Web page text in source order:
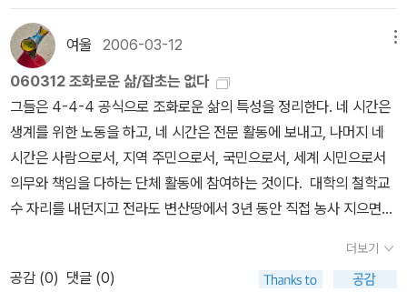
는 가사가 마음에 와 닿지요. 세상은 넓고 할 일은 많다고 했지만, 정
작 그렇게 말한 사람은 하지 말아야 할 일까지 하고 지금은 오히려 좁
은 세상(?)에 들어가야 할 처지에 있답니다. 도시에서 세상이 넓다고
외치는 것보다, 시골에서 자연과 조화롭게 살고자 노력한다면 내가
곧 세상이고 우주가 되는 것이 아닐까요. 근육의 팽팽한 긴장을 느껴
가며 일하는 것이 참맛이려니작업장이나 일터에서 땀 흘려 일하면서
삶의 보람을 찾으려는 마음가짐이 되어 있을 때 비로소 참 공부는 시
작된다고 본다. 이 말은 농사꾼으로 살아온 지난 한 해 동안 내가 배운
더 많음을 느끼기에 스스럼없이 하는 말이다. (잡초 14쪽)사람이 산
다는 것은 결국 자신의 생각을 실현하기 위해 몸을 움직이고 구체적
과연 그 책이 정말로 나에게 좋은 책일까? 나는 이 물음에 90%는 '아
니다'라고 대답한다. 왜냐구? 누구의 말마따나, 세상은 넓고 할 일은
많다. 고 했던 것처럼,세상은 넓고 읽을 책은 많기 때문이다. 세상에
읽어야할 책이 얼마나 많은데, 내가 읽지 못한 책에 대해 언제까지 죄
책감과 열등감에 사로잡혀 있을 것인가?하지만나도 인간인지라나머
지 10%가나를 자유롭지 못하게 만드는 경우도 있다.예를들면, 올해
베스트셀러였던 <정의란 무엇인가?>란 책 같은 경우. 나도 언젠가는
읽어보리라고 다짐한 책이긴 하지만 아직도 읽지 못하고 있다. 물론
지확신을 가질 수가 없었다. 이에 대해 이날 첫 발제를 맡은 북칼럼리
스트인이동환님, 읽은 사람도 많이 있지만 그에 못지 않게적지않은
겠다.먹.기.사는 영화만 보고 책은 못 읽었는데, 영화보다 책이 정말
좋다는 분들이 많아책도 읽고 싶다. 엘리자베스 길버트라는작가도 관
심이 생겼고...웃으며 보다가 편승엽의 '찬찬찬'에 눈물이 주르르~외
국인 노동자들의 현실에 정말 속까지 웃을 수없는...10월은 내게 문학
기행의 계절이다~10월 21일(목)은 중학교 연합독서회에서 백제권으
로 떠나는데, 그날은 수업이 있어 참여하지 못한다.아이들 어릴 때 다
녀와서 별로 끌리지도 않았고...10월 22일(금)은 고등학교 연합독서
회에서 영주 부석사로 떠난다.부석사는 정말 가보고 싶은 곳이라, 신
청하라는 문자가 와서 바로 답했다. 아싸~ 신난다!!^^2001년 이상
문학상을 받은 신경숙의 <부석사>에 묘사된 것처럼 이런 기분을 느
끼고 싶다.부석사의 당간지주 앞에서 무량수전까지 걸어 보라고 했던
여울 2006-03-12
060312 조화로운 삶/잡초는 없다
그들은 4-4-4 공식으로 조화로운 삶의 특성을 정리한다. 네 시간은
생계를 위한 노동을 하고, 네 시간은 전문 활동에 보내고, 나머지 네
시간은 사람으로서, 지역 주민으로서, 국민으로서, 세계 시민으로서
의무와 책임을 다하는 단체 활동에 참여하는 것이다. 대학의 철학교
수 자리를 내던지고 전라도 변산땅에서 3년 동안 직접 농사 지으면서
알고 뽑아버렸다가 나중에 그 풀들이 벌꽃나물과 광대나물이라는 것
을 알았다든지, 새끼를 꼬면서 사람과 사람 사이의 관계를 깨닫는다
더보기
공감 (0) 댓글 (0)